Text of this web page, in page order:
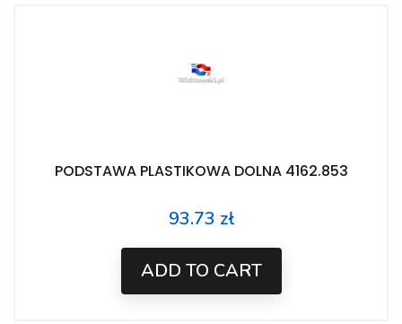
PODSTAWA PLASTIKOWA DOLNA 4162.853
Price
93.73 zł
ADD TO CART